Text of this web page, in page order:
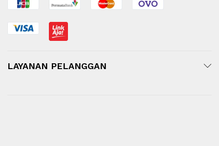
LAYANAN PELANGGAN